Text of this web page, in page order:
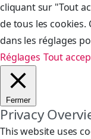
cliquant sur "Tout
de tous les cookies.
dans les réglages
Réglages Tout
Fermer
Privacy
This website uses